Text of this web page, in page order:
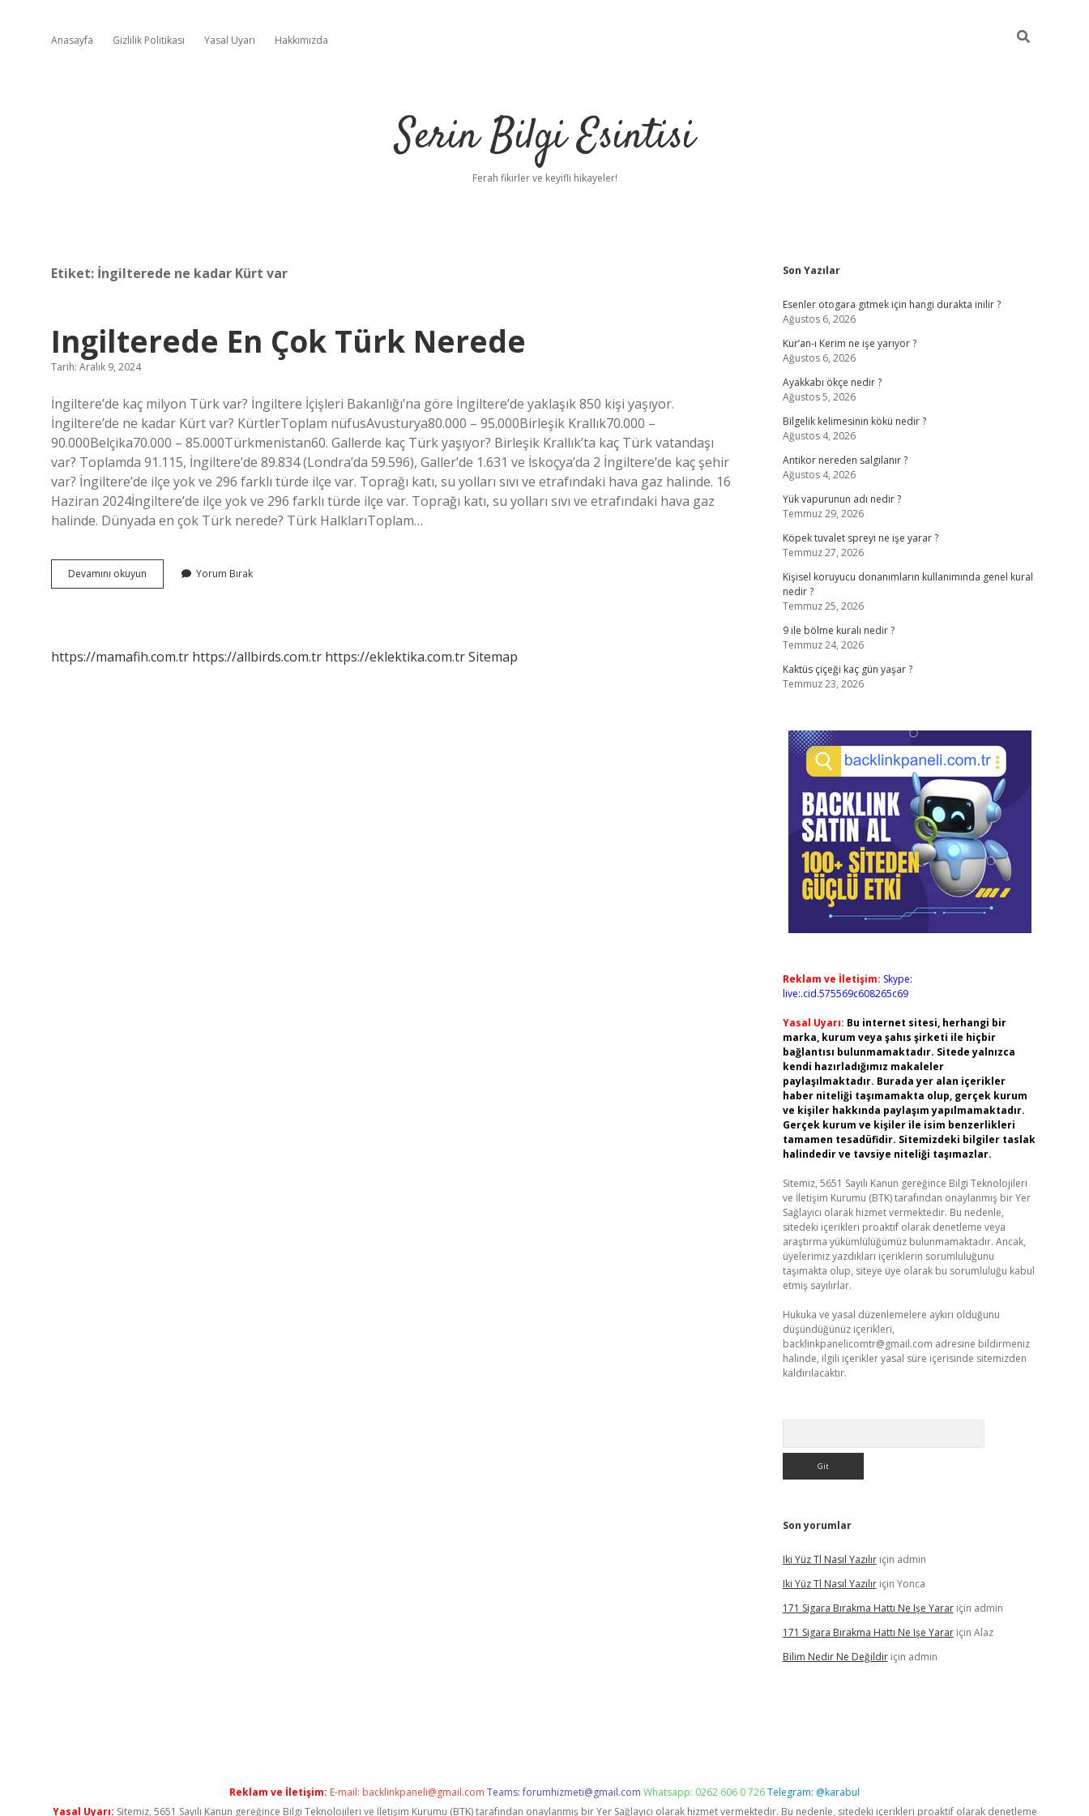
Anasayfa Gizlilik Politikası Yasal Uyarı Hakkımızda
Serin Bilgi Esintisi
Ferah fikirler ve keyifli hikayeler!
Etiket: İngilterede ne kadar Kürt var
Ingilterede En Çok Türk Nerede
Tarih: Aralık 9, 2024
İngiltere’de kaç milyon Türk var? İngiltere İçişleri Bakanlığı’na göre İngiltere’de yaklaşık 850 kişi yaşıyor.
İngiltere’de ne kadar Kürt var? KürtlerToplam nüfusAvusturya80.000 – 95.000Birleşik Krallık70.000 –
90.000Belçika70.000 – 85.000Türkmenistan60. Gallerde kaç Türk yaşıyor? Birleşik Krallık’ta kaç Türk vatandaşı
var? Toplamda 91.115, İngiltere’de 89.834 (Londra’da 59.596), Galler’de 1.631 ve İskoçya’da 2 İngiltere’de kaç şehir
var? İngiltere’de ilçe yok ve 296 farklı türde ilçe var. Toprağı katı, su yolları sıvı ve etrafındaki hava gaz halinde. 16
Haziran 2024İngiltere’de ilçe yok ve 296 farklı türde ilçe var. Toprağı katı, su yolları sıvı ve etrafındaki hava gaz
halinde. Dünyada en çok Türk nerede? Türk HalklarıToplam…
Devamını okuyun Ingilterede
En
Yorum Bırak
https://mamafih.com.tr https://allbirds.com.tr https://eklektika.com.trSitemap
Sidebar
Son Yazılar
Esenler otogara gitmek için hangi durakta inilir ?
Ağustos 6, 2026
Kur’an-ı Kerim ne işe yarıyor ?
Ağustos 6, 2026
Ayakkabı ökçe nedir ?
Ağustos 5, 2026
Bilgelik kelimesinin kökü nedir ?
Ağustos 4, 2026
Antikor nereden salgılanır ?
Ağustos 4, 2026
Yük vapurunun adı nedir ?
Temmuz 29, 2026
Köpek tuvalet spreyi ne işe yarar ?
Temmuz 27, 2026
Kişisel koruyucu donanımların kullanımında genel kural
nedir ?
Temmuz 25, 2026
9 ile bölme kuralı nedir ?
Temmuz 24, 2026
Kaktüs çiçeği kaç gün yaşar ?
Temmuz 23, 2026
Reklam ve İletişim: Skype:
live:.cid.575569c608265c69
Yasal Uyarı: Bu internet sitesi, herhangi bir
marka, kurum veya şahıs şirketi ile hiçbir
bağlantısı bulunmamaktadır. Sitede yalnızca
kendi hazırladığımız makaleler
paylaşılmaktadır. Burada yer alan içerikler
haber niteliği taşımamakta olup, gerçek kurum
ve kişiler hakkında paylaşım yapılmamaktadır.
Gerçek kurum ve kişiler ile isim benzerlikleri
tamamen tesadüfidir. Sitemizdeki bilgiler taslak
halindedir ve tavsiye niteliği taşımazlar.
Sitemiz, 5651 Sayılı Kanun gereğince Bilgi Teknolojileri
ve İletişim Kurumu (BTK) tarafından onaylanmış bir Yer
Sağlayıcı olarak hizmet vermektedir. Bu nedenle,
sitedeki içerikleri proaktif olarak denetleme veya
araştırma yükümlülüğümüz bulunmamaktadır. Ancak,
üyelerimiz yazdıkları içeriklerin sorumluluğunu
taşımakta olup, siteye üye olarak bu sorumluluğu kabul
etmiş sayılırlar.
Hukuka ve yasal düzenlemelere aykırı olduğunu
düşündüğünüz içerikleri,
backlinkpanelicomtr@gmail.com adresine bildirmeniz
halinde, ilgili içerikler yasal süre içerisinde sitemizden
kaldırılacaktır.
Son yorumlar
Iki Yüz Tl Nasıl Yazılıriçin admin
Iki Yüz Tl Nasıl Yazılıriçin Yonca
171 Sigara Bırakma Hattı Ne Işe Yarariçin admin
171 Sigara Bırakma Hattı Ne Işe Yarariçin Alaz
Bilim Nedir Ne Değildiriçin admin
Reklam ve İletişim: E-mail: backlinkpaneli@gmail.com Teams:forumhizmeti@gmail.com Whatsapp: 0262 606 0 726Telegram: @karabul
Yasal Uyarı: Sitemiz, 5651 Sayılı Kanun gereğince Bilgi Teknolojileri ve İletişim Kurumu (BTK) tarafından onaylanmış bir Yer Sağlayıcı olarak hizmet vermektedir. Bu nedenle, sitedeki içerikleri proaktif olarak denetleme